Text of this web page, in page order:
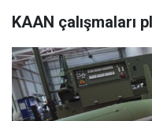
KAAN çalışmaları